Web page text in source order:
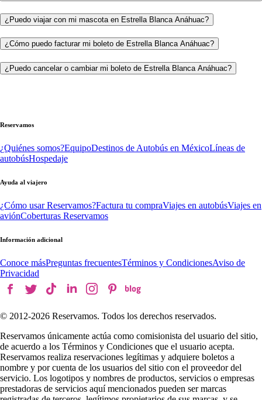
¿Puedo viajar con mi mascota en Estrella Blanca Anáhuac?
¿Cómo puedo facturar mi boleto de Estrella Blanca Anáhuac?
¿Puedo cancelar o cambiar mi boleto de Estrella Blanca Anáhuac?
Reservamos
¿Quiénes somos?EquipoDestinos de Autobús en MéxicoLíneas de
autobúsHospedaje
Ayuda al viajero
¿Cómo usar Reservamos?Factura tu compraViajes en autobúsViajes en
aviónCoberturas Reservamos
Información adicional
Conoce másPreguntas frecuentesTérminos y CondicionesAviso de
Privacidad
© 2012-2026 Reservamos. Todos los derechos reservados.
Reservamos únicamente actúa como comisionista del usuario del sitio,
de acuerdo a los Términos y Condiciones que el usuario acepta.
Reservamos realiza reservaciones legítimas y adquiere boletos a
nombre y por cuenta de los usuarios del sitio con el proveedor del
servicio. Los logotipos y nombres de productos, servicios o empresas
prestadoras de servicios aquí mencionados pueden ser marcas